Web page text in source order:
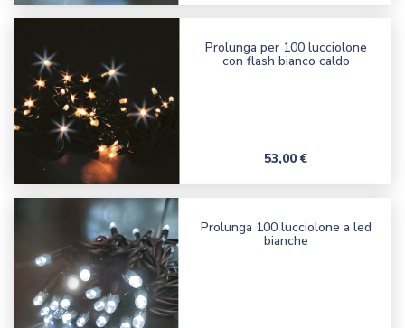
Prolunga per 100 lucciolone
con flash bianco caldo
Prezzo
53,00 €
Prolunga 100 lucciolone a led
bianche